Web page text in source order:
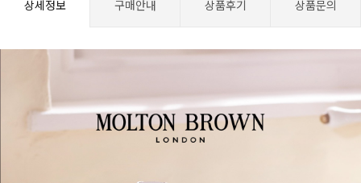
상세정보 구매안내 상품후기 상품문의